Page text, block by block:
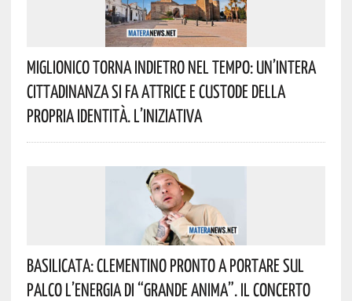
Miglionico Torna Indietro Nel Tempo: Un’intera
Cittadinanza Si Fa Attrice E Custode Della
Propria Identità. L’iniziativa
Basilicata: Clementino Pronto A Portare Sul
Palco L’energia Di “Grande Anima”. Il Concerto